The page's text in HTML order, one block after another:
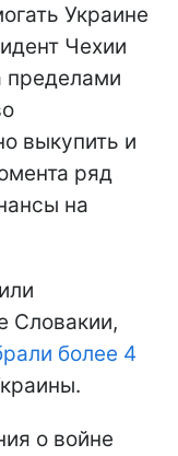
Украине
Чехии
пределами
выкупить и
ряд
на
Словакии,
более 4
о войне